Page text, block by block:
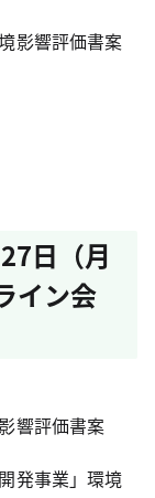
影響評価書案
日（月
イン会
響評価書案
発事業」環境